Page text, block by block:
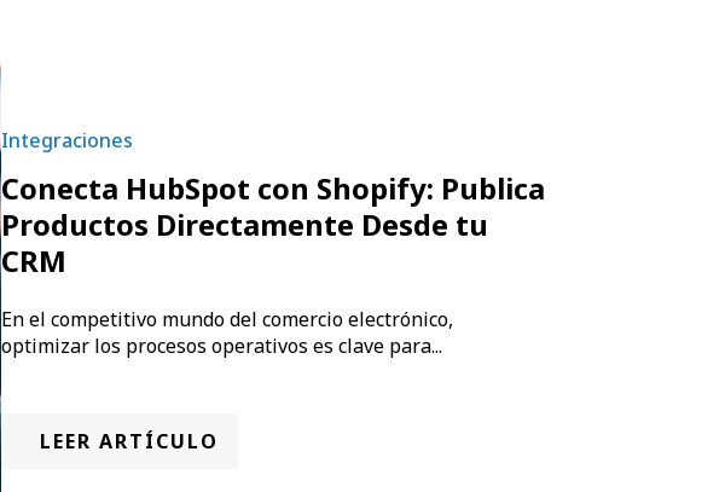
Integraciones
Conecta HubSpot con Shopify: Publica
Productos Directamente Desde tu
CRM
En el competitivo mundo del comercio electrónico,
optimizar los procesos operativos es clave para...
LEER ARTÍCULO